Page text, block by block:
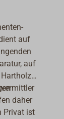
auf
auf
daher
Privat ist